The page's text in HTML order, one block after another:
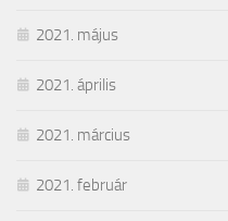
2021. május
2021. április
2021. március
2021. február